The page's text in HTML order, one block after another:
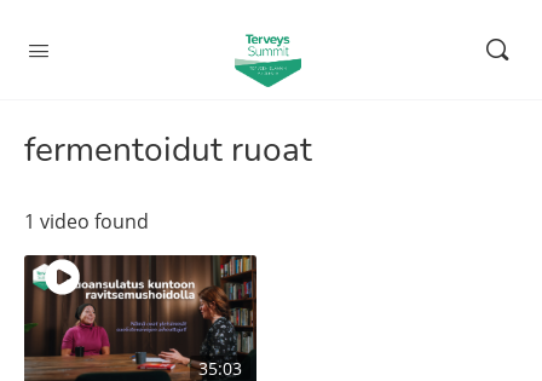
fermentoidut ruoat
1 video found
35:03